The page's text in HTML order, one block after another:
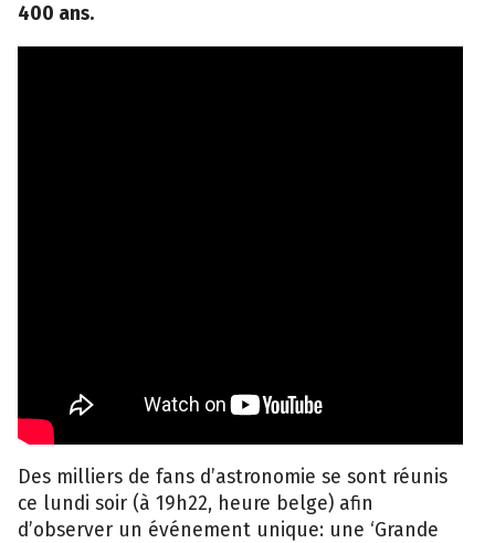
400 ans.
Des milliers de fans d’astronomie se sont réunis
ce lundi soir (à 19h22, heure belge) afin
d’observer un événement unique: une ‘Grande